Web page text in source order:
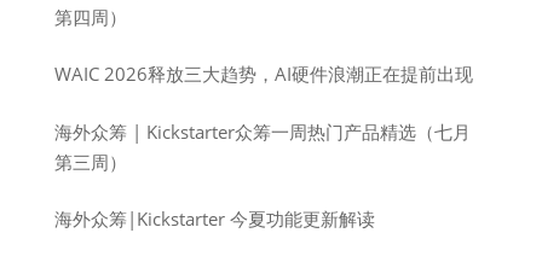
第四周）
WAIC 2026释放三大趋势，AI硬件浪潮正在提前出现
海外众筹 | Kickstarter众筹一周热门产品精选（七月
第三周）
海外众筹|Kickstarter 今夏功能更新解读